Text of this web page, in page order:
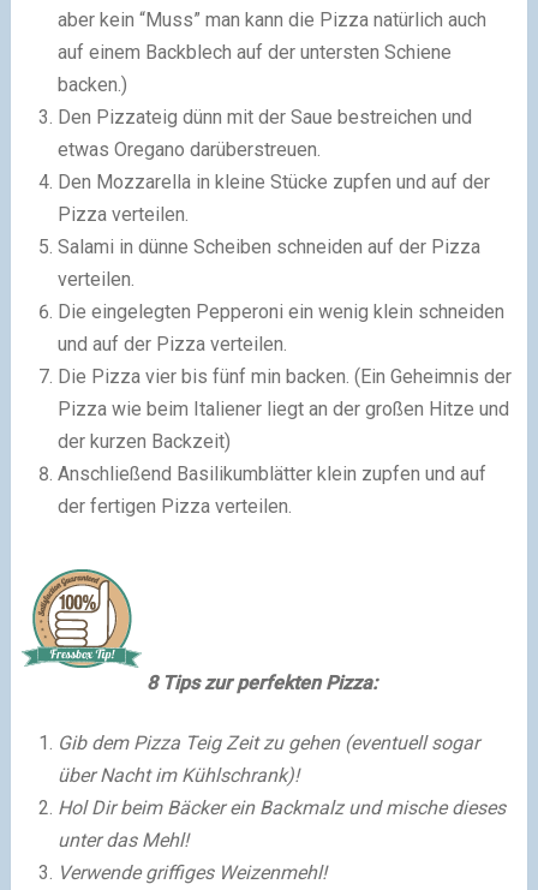
aber kein “Muss” man kann die Pizza natürlich auch
auf einem Backblech auf der untersten Schiene
backen.)
Den Pizzateig dünn mit der Saue bestreichen und
etwas Oregano darüberstreuen.
Den Mozzarella in kleine Stücke zupfen und auf der
Pizza verteilen.
Salami in dünne Scheiben schneiden auf der Pizza
verteilen.
Die eingelegten Pepperoni ein wenig klein schneiden
und auf der Pizza verteilen.
Die Pizza vier bis fünf min backen. (Ein Geheimnis der
Pizza wie beim Italiener liegt an der großen Hitze und
der kurzen Backzeit)
Anschließend Basilikumblätter klein zupfen und auf
der fertigen Pizza verteilen.
8 Tips zur perfekten Pizza:
Gib dem Pizza Teig Zeit zu gehen (eventuell sogar
über Nacht im Kühlschrank)!
Hol Dir beim Bäcker ein Backmalz und mische dieses
unter das Mehl!
Verwende griffiges Weizenmehl!